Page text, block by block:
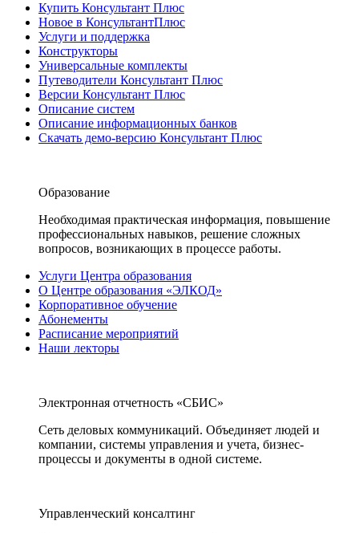
Купить Консультант Плюс
Новое в КонсультантПлюс
Услуги и поддержка
Конструкторы
Универсальные комплекты
Путеводители Консультант Плюс
Версии Консультант Плюс
Описание систем
Описание информационных банков
Скачать демо-версию Консультант Плюс
Образование
Необходимая практическая информация, повышение
профессиональных навыков, решение сложных
вопросов, возникающих в процессе работы.
Услуги Центра образования
О Центре образования «ЭЛКОД»
Корпоративное обучение
Абонементы
Расписание мероприятий
Наши лекторы
Электронная отчетность «СБИС»
Сеть деловых коммуникаций. Объединяет людей и
компании, системы управления и учета, бизнес-
процессы и документы в одной системе.
Управленческий консалтинг